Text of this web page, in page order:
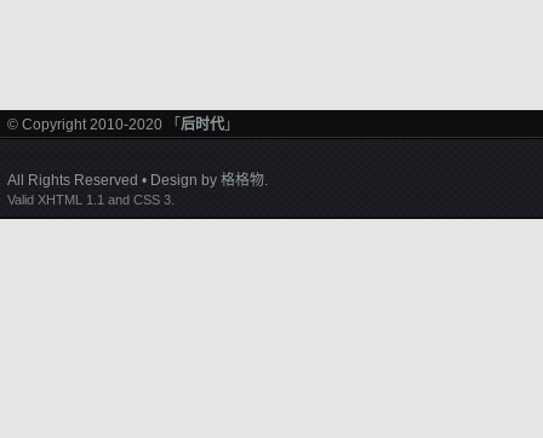
© Copyright 2010-2020 「 后时代 」
All Rights Reserved • Design by 格格物.
Valid XHTML 1.1 and CSS 3.